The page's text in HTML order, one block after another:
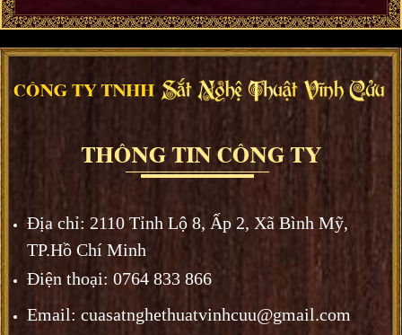
Địa chỉ: 2110 Tỉnh Lộ 8, Ấp 2, Xã Bình Mỹ,
TP.Hồ Chí Minh
Điện thoại: 0764 833 866
Email: cuasatnghethuatvinhcuu@gmail.com